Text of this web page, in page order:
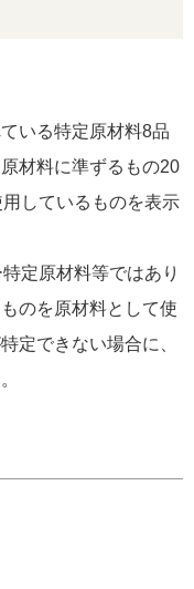
いる特定原材料8品
材料に準ずるもの20
しているものを表示
定原材料等ではあり
のを原材料として使
定できない場合に、